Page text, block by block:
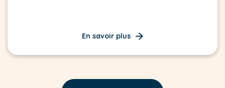
En savoir plus